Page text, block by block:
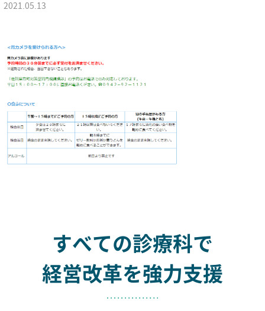
2021.05.13
すべての診療科で
経営改革を強力支援